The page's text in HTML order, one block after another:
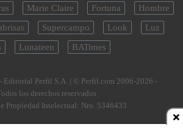
Marie Claire Fortuna
Hombre
Supercampo Look
Luz
Lunateen BATimes
Editorial Perfil S.A. | © Perfil.com 2006-2026 -
los derechos reservados
Propiedad Intelectual: Nro. 5346433